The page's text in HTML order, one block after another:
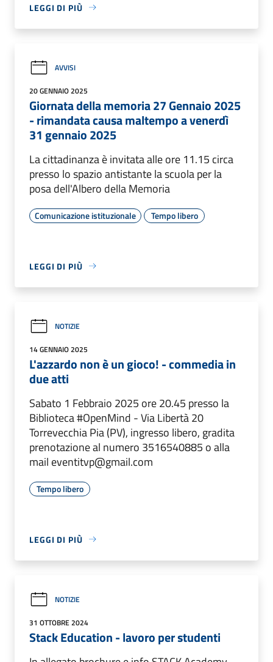
LEGGI DI PIÙ
AVVISI
20 GENNAIO 2025
Giornata della memoria 27 Gennaio 2025
- rimandata causa maltempo a venerdì
31 gennaio 2025
La cittadinanza è invitata alle ore 11.15 circa
presso lo spazio antistante la scuola per la
posa dell'Albero della Memoria
Comunicazione istituzionale Tempo libero
LEGGI DI PIÙ
NOTIZIE
14 GENNAIO 2025
L'azzardo non è un gioco! - commedia in
due atti
Sabato 1 Febbraio 2025 ore 20.45 presso la
Biblioteca #OpenMind - Via Libertà 20
Torrevecchia Pia (PV), ingresso libero, gradita
prenotazione al numero 3516540885 o alla
mail eventitvp@gmail.com
Tempo libero
LEGGI DI PIÙ
NOTIZIE
31 OTTOBRE 2024
Stack Education - lavoro per studenti